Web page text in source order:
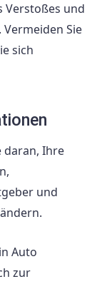
Verstoßes und
Sie
sich
daran, Ihre
und
Auto
zur